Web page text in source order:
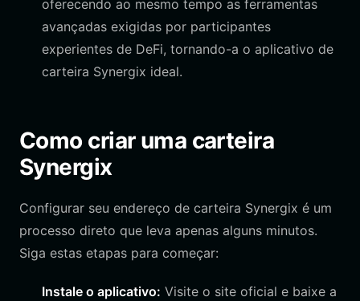
oferecendo ao mesmo tempo as ferramentas
avançadas exigidas por participantes
experientes de DeFi, tornando-a o aplicativo de
carteira Synergix ideal.
Como criar uma carteira
Synergix
Configurar seu endereço de carteira Synergix é um
processo direto que leva apenas alguns minutos.
Siga estas etapas para começar:
Instale o aplicativo: Visite o site oficial e baixe a